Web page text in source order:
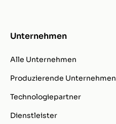
Unternehmen
Alle Unternehmen
Produzierende Unternehmen
Technologiepartner
Dienstleister